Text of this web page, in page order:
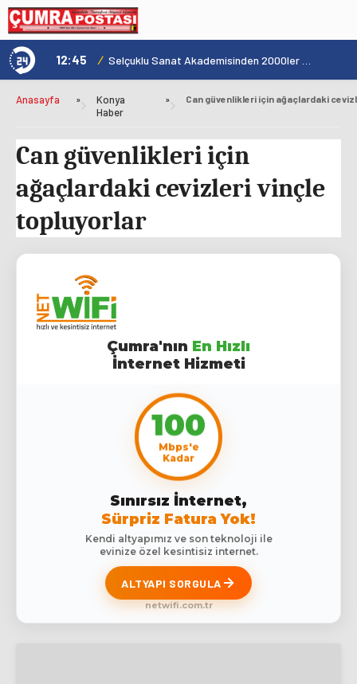
Şehrin Kalbinde Yolculukla Konya Mirası Tanıtıldı 12:45 /
Anasayfa »
Konya
Haber
»
Can güvenlikleri için
ağaçlardaki cevizleri vinçle
topluyorlar
Çumra'nın En Hızlı
İnternet Hizmeti
100
Mbps'e
Kadar
Sınırsız İnternet,
Sürpriz Fatura Yok!
Kendi altyapımız ve son teknoloji ile
evinize özel kesintisiz internet.
ALTYAPI SORGULA
netwifi.com.tr